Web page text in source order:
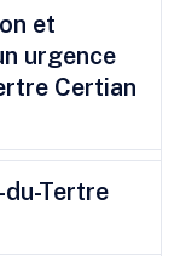
et
urgence
Certian
Tertre